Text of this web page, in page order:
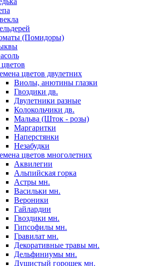
(Помидоры)
цветов двулетних
Виолы, анютины глазки
Гвоздики дв.
Двулетники разные
Колокольчики дв.
Мальва (Шток - розы)
Маргаритки
Наперстянки
Незабудки
цветов многолетних
Аквилегии
Альпийская горка
Астры мн.
Васильки мн.
Вероники
Гайлардии
Гвоздики мн.
Гипсофилы мн.
Гравилат мн.
Декоративные травы мн.
Дельфиниумы мн.
Душистый горошек мн.